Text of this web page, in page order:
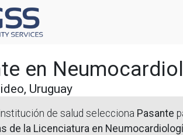
en
, Uruguay
de salud selecciona Pasante
de la Licenciatura en